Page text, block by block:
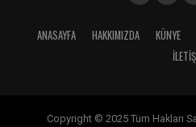
ANASAYFA HAKKIMIZDA KÜNYE
Copyright © 2025 Tüm Hakları